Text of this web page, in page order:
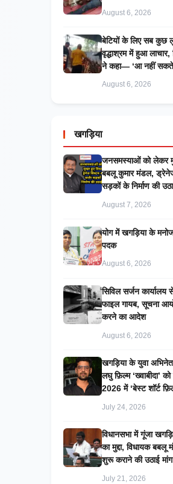
August 6, 2026
बेटियों के लिए सब कुछ
वृद्धाश्रम में हुआ
ने कहा— ‘आ नहीं सकते,
August 6, 2026
खगड़िया
जनसमस्याओं को लेकर
बबलू कुमार मंडल,
सड़कों के निर्माण की
August 7, 2026
​योग में खगड़िया के
पदक
August 6, 2026
सिविल सर्जन कार्यालय
फाइल गायब, सूचना
करने का आदेश
August 6, 2026
खगड़िया के युवा
लघु फ़िल्म ‘ख्वाबीदा’
2026 में ‘बेस्ट शॉर्ट
July 24, 2026
विधानसभा में गूंजा
का मुद्दा, विधायक बबलू
शुरू कराने की उठाई मांग
July 21, 2026